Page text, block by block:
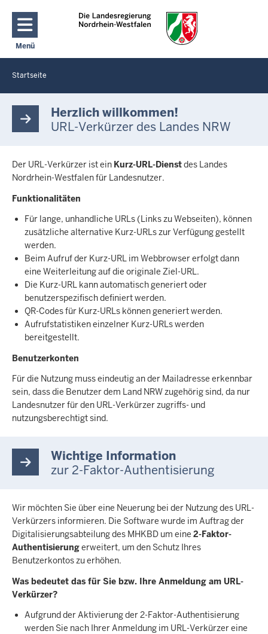
Direkt zum Inhalt
Menü
Navigation aktivieren/deaktivieren: Hauptmenü
Sie
befinden
sich
hier
Startseite
S
t
r
e
i
t
e
Herzlich willkommen!
URL-Verkürzer des Landes NRW
Der URL-Verkürzer ist ein Kurz-URL-Dienstdes Landes
Nordrhein-Westfalen für Landesnutzer.
Funktionalitäten
Für lange, unhandliche URLs (Links zu Webseiten), können
zusätzliche alternative Kurz-URLs zur Verfügung gestellt
werden.
Beim Aufruf der Kurz-URL im Webbrowser erfolgt dann
eine Weiterleitung auf die originale Ziel-URL.
Die Kurz-URL kann automatisch generiert oder
benutzerspezifisch definiert werden.
QR-Codes für Kurz-URLs können generiert werden.
Aufrufstatistiken einzelner Kurz-URLs werden
bereitgestellt.
Benutzerkonten
Für die Nutzung muss eindeutig an der Mailadresse erkennbar
sein, dass die Benutzer dem Land NRW zugehörig sind, da nur
Landesnutzer für den URL-Verkürzer zugriffs- und
nutzungsberechtigt sind.
Wichtige Information
zur 2-Faktor-Authentisierung
Wir möchten Sie über eine Neuerung bei der Nutzung des URL-
Verkürzers informieren. Die Software wurde im Auftrag der
Digitalisierungsabteilung des MHKBD um eine 2-Faktor-
Authentisierungerweitert, um den Schutz Ihres
Benutzerkontos zu erhöhen.
Was bedeutet das für Sie bzw. Ihre Anmeldung am URL-
Verkürzer?
Aufgrund der Aktivierung der 2-Faktor-Authentisierung
werden Sie nach Ihrer Anmeldung im URL-Verkürzer eine